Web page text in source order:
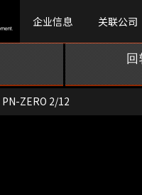
企业信息 关联公司
PN-ZERO 2/12